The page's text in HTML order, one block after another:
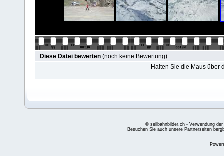
Diese Datei bewerten (noch keine Bewertung)
Halten Sie die Maus über
© seilbahnbilder.ch - Verwendung
Besuchen Sie auch unsere Partnerseiten